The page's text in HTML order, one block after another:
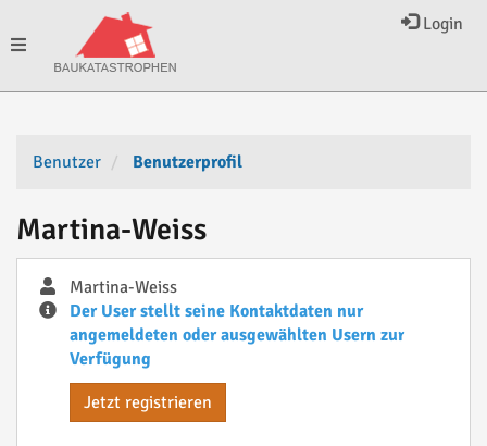
Login
Toggle
Benutzer
Benutzerprofil
Martina-Weiss
Martina-Weiss
Der User stellt seine Kontaktdaten nur
angemeldeten oder ausgewählten Usern zur
Verfügung
Jetzt registrieren